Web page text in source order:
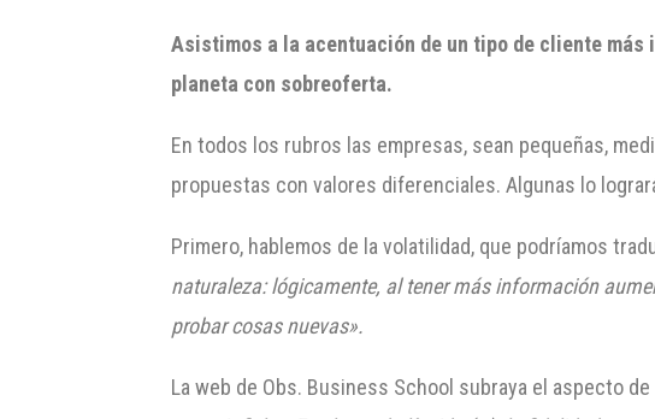
Asistimos a la acentuación de un tipo de cliente
planeta con sobreoferta.
En todos los rubros las empresas, sean pequeñas,
propuestas con valores diferenciales. Algunas lo
Primero, hablemos de la volatilidad, que podríamos
naturaleza: lógicamente, al tener más información
probar cosas nuevas».
La web de Obs. Business School subraya el aspecto